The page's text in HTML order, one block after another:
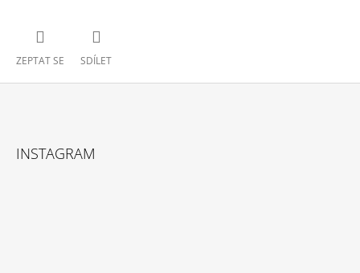
ZEPTAT SE SDÍLET
INSTAGRAM